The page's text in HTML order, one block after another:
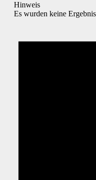
Hinweis
Es wurden keine